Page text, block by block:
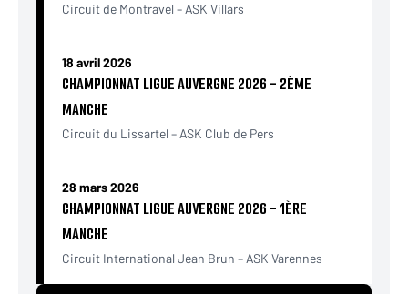
Circuit de Montravel – ASK Villars
18 avril 2026
CHAMPIONNAT LIGUE AUVERGNE 2026 - 2ÈME
MANCHE
Circuit du Lissartel – ASK Club de Pers
28 mars 2026
CHAMPIONNAT LIGUE AUVERGNE 2026 - 1ÈRE
MANCHE
Circuit International Jean Brun – ASK Varennes